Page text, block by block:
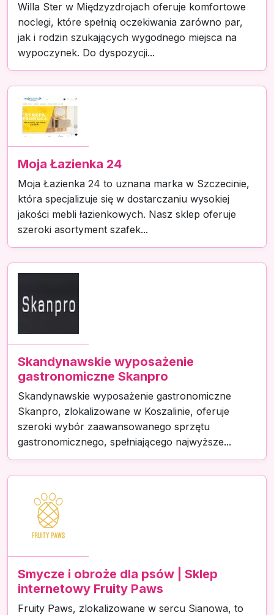
Willa Ster w Międzyzdrojach oferuje komfortowe
noclegi, które spełnią oczekiwania zarówno par,
jak i rodzin szukających wygodnego miejsca na
wypoczynek. Do dyspozycji...
Moja Łazienka 24
Moja Łazienka 24 to uznana marka w Szczecinie,
która specjalizuje się w dostarczaniu wysokiej
jakości mebli łazienkowych. Nasz sklep oferuje
szeroki asortyment szafek...
Skandynawskie wyposażenie
gastronomiczne Skanpro
Skandynawskie wyposażenie gastronomiczne
Skanpro, zlokalizowane w Koszalinie, oferuje
szeroki wybór zaawansowanego sprzętu
gastronomicznego, spełniającego najwyższe...
Smycze i obroże dla psów | Sklep
internetowy Fruity Paws
Fruity Paws, zlokalizowane w sercu Sianowa, to